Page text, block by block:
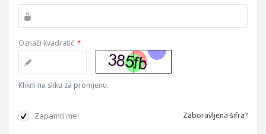
Označi kvadratić *
Klikni na sliku za promjenu.
Zapamti me! Zaboravljena šifra?